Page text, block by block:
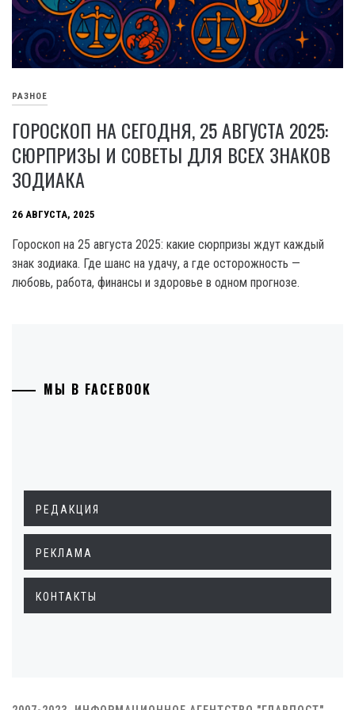
РАЗНОЕ
ГОРОСКОП НА СЕГОДНЯ, 25 АВГУСТА 2025:
СЮРПРИЗЫ И СОВЕТЫ ДЛЯ ВСЕХ ЗНАКОВ
ЗОДИАКА
26 АВГУСТА, 2025
Гороскоп на 25 августа 2025: какие сюрпризы ждут каждый
знак зодиака. Где шанс на удачу, а где осторожность —
любовь, работа, финансы и здоровье в одном прогнозе.
МЫ В FACEBOOK
РЕДАКЦИЯ
РЕКЛАМА
КОНТАКТЫ